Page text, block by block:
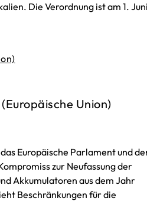
Die Verordnung ist am 1.
Union)
Europäische Parlament und
zur Neufassung der
Akkumulatoren aus dem Jahr
Beschränkungen für die